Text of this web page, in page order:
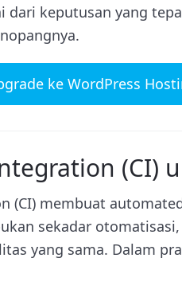
dari keputusan yang
ke WordPress
(CI)
(CI) membuat
sekadar
yang sama. Dalam